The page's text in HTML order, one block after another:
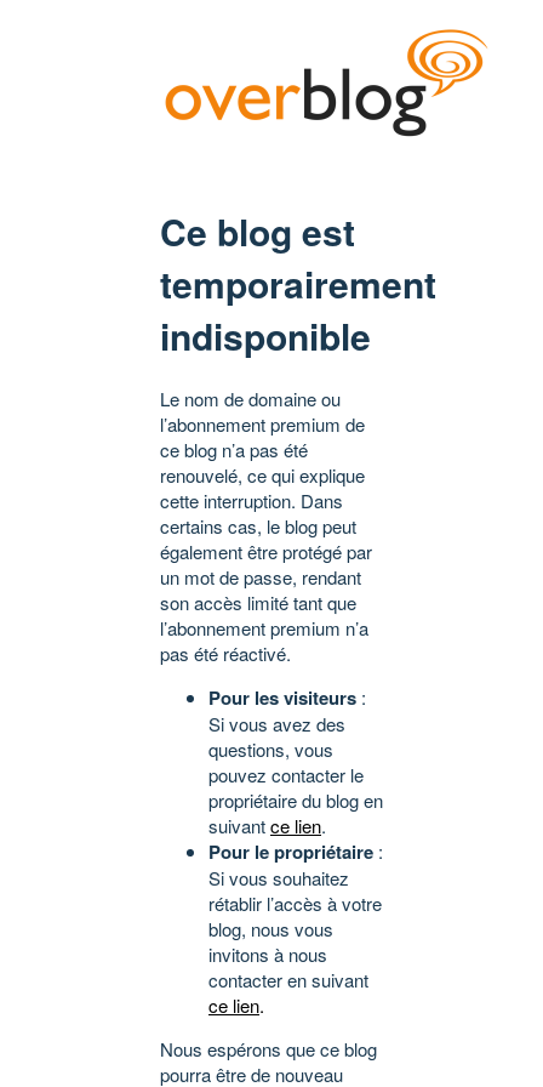
Ce blog est
temporairement
indisponible
Le nom de domaine ou
l’abonnement premium de
ce blog n’a pas été
renouvelé, ce qui explique
cette interruption. Dans
certains cas, le blog peut
également être protégé par
un mot de passe, rendant
son accès limité tant que
l’abonnement premium n’a
pas été réactivé.
Pour les visiteurs :
Si vous avez des
questions, vous
pouvez contacter le
propriétaire du blog en
suivantce lien.
Pour le propriétaire :
Si vous souhaitez
rétablir l’accès à votre
blog, nous vous
invitons à nous
contacter en suivant
ce lien.
Nous espérons que ce blog
pourra être de nouveau